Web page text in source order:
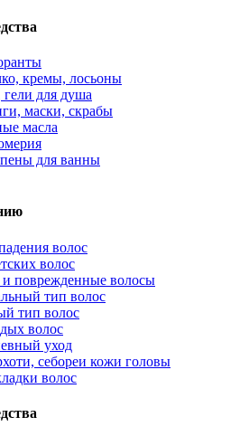
кремы, лосьоны
для душа
маски, скрабы
масла
для ванны
волос
волос
поврежденные волосы
тип волос
тип волос
волос
уход
себореи кожи головы
волос